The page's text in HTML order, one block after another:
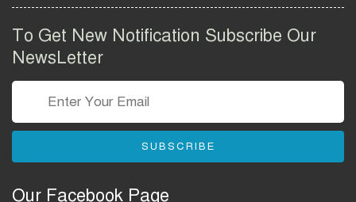
To Get New Notification Subscribe Our
NewsLetter
SUBSCRIBE
Our Facebook Page